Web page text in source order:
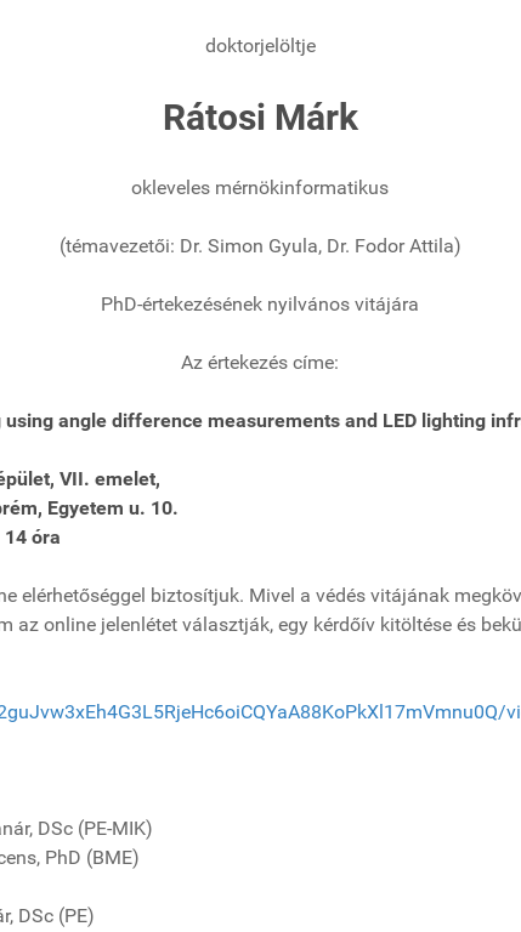
doktorjelöltje
Rátosi Márk
okleveles mérnökinformatikus
(témavezetői: Dr. Simon Gyula, Dr. Fodor Attila)
PhD-értekezésének nyilvános vitájára
Az értekezés címe:
angle difference measurements and LED lighting
VII. emelet,
u. 10.
óra
elérhetőséggel biztosítjuk. Mivel a védés vitájának
az online jelenlétet választják, egy kérdőív kitöltése és
DSc (PE-MIK)
PhD (BME)
(PE)